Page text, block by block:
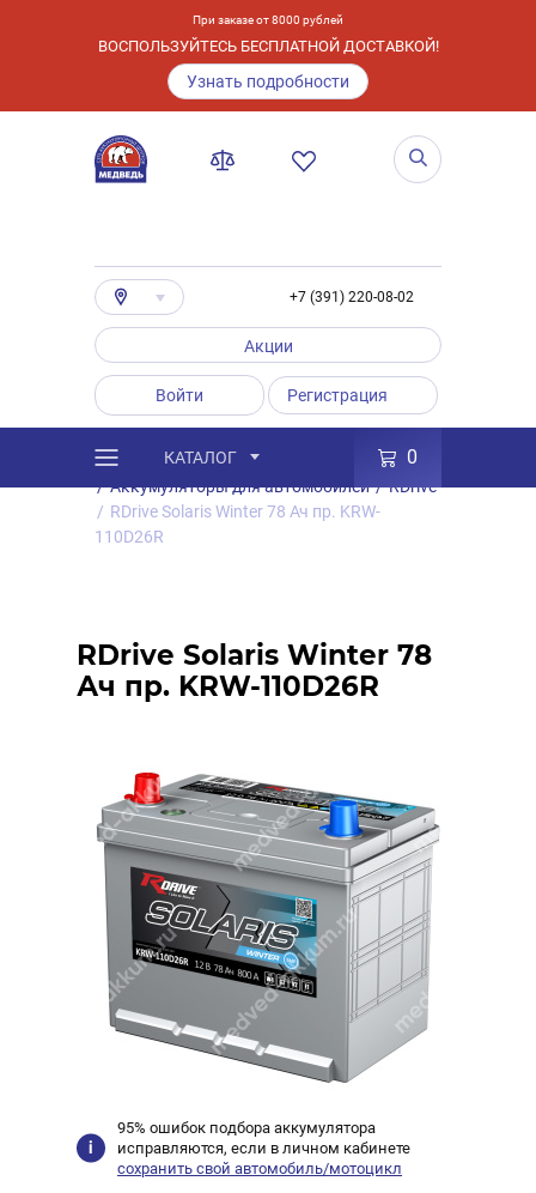
При заказе от 8000 рублей
ВОСПОЛЬЗУЙТЕСЬ БЕСПЛАТНОЙ ДОСТАВКОЙ!
Узнать подробности
+7 (391) 220-08-02
Акции
Войти Регистрация
КАТАЛОГ 0
Каталог / Товары
Аккумуляторы
/ Аккумуляторы для автомобилей / RDrive
/ RDrive Solaris Winter 78 Ач пр. KRW-
110D26R
RDrive Solaris Winter 78
Ач пр. KRW-110D26R
95% ошибок подбора аккумулятора
исправляются, если в личном кабинете
сохранить свой автомобиль/мотоцикл